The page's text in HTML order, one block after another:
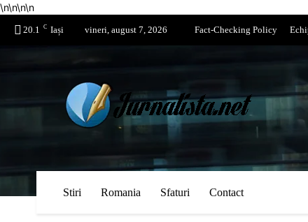
\n\n\n\n
20.1 C Iași vineri, august 7, 2026 Fact-Checking Policy
Stiri Romania Sfaturi Contact